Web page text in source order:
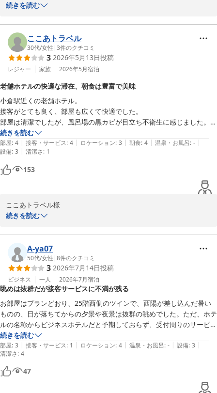
ざいました。
お部屋、浴室の設備等、快適との温かいお褒めのお言葉をお寄せい
ただき厚く御礼申し上げます。
今後共ご満足いただけますよう努めて参りますので、eritin様の次
回のご滞在を心よりお待ち申し上げております。
リーガロイヤルホテル小倉　お客様サービス担当支配人
リーガロイヤルホテル小倉
2026-05-11
続きを読む
ここあトラベル
30代/女性 |3件のクチコミ
3 2026年5月13日投稿
レジャー 家族 2026年5月宿泊
老舗ホテルの快適な滞在、朝食は豊富で美味
小倉駅近くの老舗ホテル。
接客がとても良く、部屋も広くて快適でした。
部屋は清潔でしたが、風呂場の黒カビが目立ち不衛生に感じました。
お風呂場に置かれていたアメニティにメイク落としが無い点も不満で
す。
朝食バイキングは種類が豊富で美味しかった。
続きを読む
部屋: 4 | 接客・サービス: 4 | ロケーション: 3 | 朝食: 4 | 温泉・お風呂: - |
設備: 3 | 清潔さ: 1
153
ここあトラベル様
掃不十分にて多大なるご不快をお掛けし深くお詫び申し上げます。
併せましてアメニティに関しましてもご満足いただく事がかないま
せず申し訳なく存じます。
この度のご滞在では、ご不快をおかけしましたにもかかわりませ
ず、ご多用の中わざわざご投稿賜り厚く御礼申し上げます。
リーガロイヤルホテル小倉　お客様サービス担当支配人
リーガロイヤルホテル小倉
2026-05-14
続きを読む
A-ya07
50代/女性 |8件のクチコミ
3 2026年7月14日投稿
ビジネス 一人 2026年7月宿泊
眺めは抜群だが接客サービスに不満が残る
お部屋はプランどおり、25階西側のツインで、西陽が差し込んだ暑い
ものの、日が落ちてからの夕景や夜景は抜群の眺めでした。ただ、ホテ
ルの名称からビジネスホテルだと予期しておらず、受付周りのサービス
に驚きました。チェックイン前に荷物を預かってもらう際に宿泊の前後
や指名を確認されることなく引換札を渡される、チェックイン時に受付
カウンターに行こうとしたら、いらっしゃいませの挨拶もなく無人チェ
ックイン機に案内される、チェックアウト時もクレジット払いは無人チ
ェックアウトとのことで受付カウンターやベルにスタッフがいてもあり
がとうございましたの一言もない、なのに連泊でだけど清掃不要水等ア
続きを読む
部屋: 3 | 接客・サービス: 1 | ロケーション: 4 | 温泉・お風呂: - | 設備: 3 |
清潔さ: 4
47